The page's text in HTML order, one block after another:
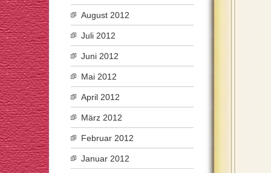
August 2012
Juli 2012
Juni 2012
Mai 2012
April 2012
März 2012
Februar 2012
Januar 2012